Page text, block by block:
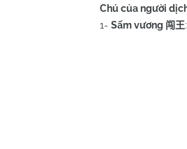
Chú của người
1- Sấm vương 闯王
Quy